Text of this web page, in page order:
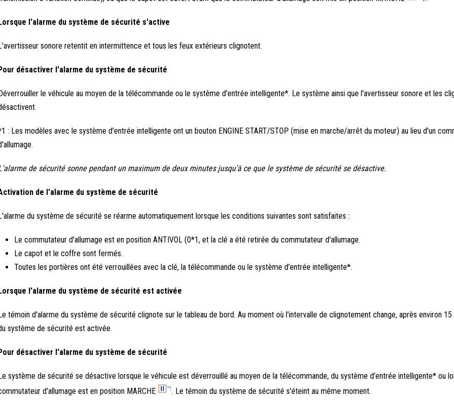
l'alarme du système de sécurité s'active
sonore retentit en intermittence et tous les feux extérieurs clignotent.
désactiver l'alarme du système de sécurité
le véhicule au moyen de la télécommande ou le système d'entrée intelligente*. Le système ainsi que l'avertisseur sonore et les
: Les modèles avec le système d'entrée intelligente ont un bouton ENGINE START/STOP (mise en marche/arrêt du moteur) au lieu d'un
de sécurité sonne pendant un maximum de deux minutes jusqu'à ce que le système de sécurité se désactive.
de l'alarme du système de sécurité
du système de sécurité se réarme automatiquement lorsque les conditions suivantes sont satisfaites :
Le commutateur d'allumage est en position ANTIVOL (0*1, et la clé a été retirée du commutateur d'allumage.
Le capot et le coffre sont fermés.
Toutes les portières ont été verrouillées avec la clé, la télécommande ou le système d'entrée intelligente*.
l'alarme du système de sécurité est activée
témoin d'alarme du système de sécurité clignote sur le tableau de bord. Au moment où l'intervalle de clignotement change, après environ 15
système de sécurité est activée.
désactiver l'alarme du système de sécurité
système de sécurité se désactive lorsque le véhicule est déverrouillé au moyen de la télécommande, du système d'entrée intelligente* ou
d'allumage est en position MARCHE
. Le témoin du système de sécurité s'éteint au même moment.